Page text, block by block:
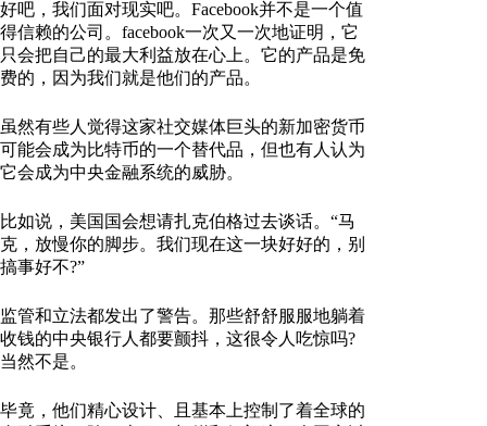
好吧，我们面对现实吧。Facebook并不是一个值
得信赖的公司。facebook一次又一次地证明，它
只会把自己的最大利益放在心上。它的产品是免
费的，因为我们就是他们的产品。
虽然有些人觉得这家社交媒体巨头的新加密货币
可能会成为比特币的一个替代品，但也有人认为
它会成为中央金融系统的威胁。
比如说，美国国会想请扎克伯格过去谈话。“马
克，放慢你的脚步。我们现在这一块好好的，别
搞事好不?”
监管和立法都发出了警告。那些舒舒服服地躺着
收钱的中央银行人都要颤抖，这很令人吃惊吗?
当然不是。
毕竟，他们精心设计、且基本上控制了着全球的